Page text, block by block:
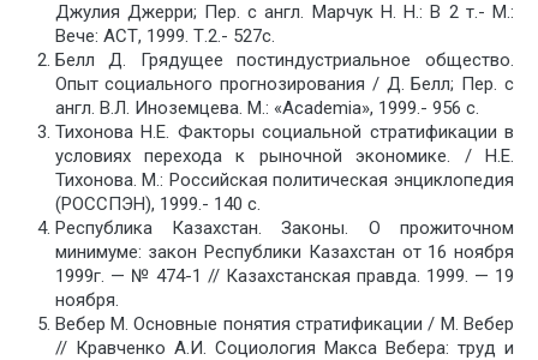
Джулия Джерри; Пер. с англ. Марчук Н. Н.: В 2 т.- М.:
Вече: АСТ, 1999. Т.2.- 527с.
Белл Д. Грядущее постиндустриальное общество.
Опыт социального прогнозирования / Д. Белл; Пер. с
англ. В.Л. Иноземцева. М.: «Academia», 1999.- 956 с.
Тихонова Н.Е. Факторы социальной стратификации в
условиях перехода к рыночной экономике. / Н.Е.
Тихонова. М.: Российская политическая энциклопедия
(РОССПЭН), 1999.- 140 с.
Республика Казахстан. Законы. О прожиточном
минимуме: закон Республики Казахстан от 16 ноября
1999г. — № 474-1 // Казахстанская правда. 1999. — 19
ноября.
Вебер М. Основные понятия стратификации / М. Вебер
// Кравченко А.И. Социология Макса Вебера: труд и